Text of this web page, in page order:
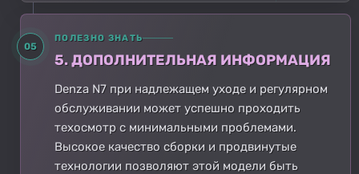
05
ПОЛЕЗНО ЗНАТЬ
5. ДОПОЛНИТЕЛЬНАЯ ИНФОРМАЦИЯ
Denza N7 при надлежащем уходе и регулярном
обслуживании может успешно проходить
техосмотр с минимальными проблемами.
Высокое качество сборки и продвинутые
технологии позволяют этой модели быть